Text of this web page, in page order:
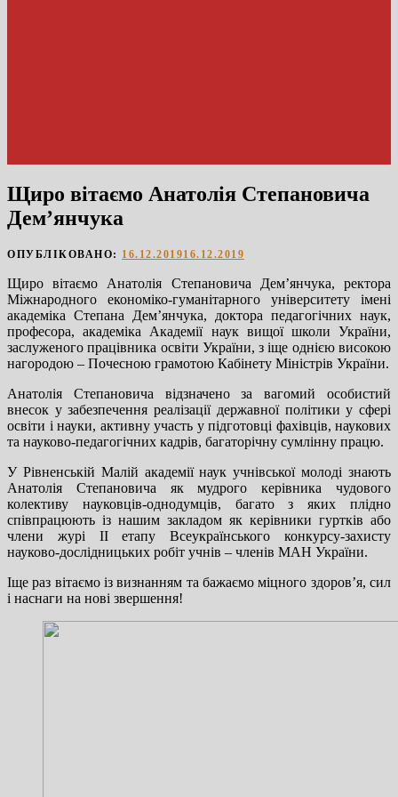
Щиро вітаємо Анатолія Степановича
Дем’янчука
ОПУБЛІКОВАНО: 16.12.201916.12.2019
Щиро вітаємо Анатолія Степановича Дем’янчука, ректора
Міжнародного економіко-гуманітарного університету імені
академіка Степана Дем’янчука, доктора педагогічних наук,
професора, академіка Академії наук вищої школи України,
заслуженого працівника освіти України, з іще однією високою
нагородою – Почесною грамотою Кабінету Міністрів України.
Анатолія Степановича відзначено за вагомий особистий
внесок у забезпечення реалізації державної політики у сфері
освіти і науки, активну участь у підготовці фахівців, наукових
та науково-педагогічних кадрів, багаторічну сумлінну працю.
У Рівненській Малій академії наук учнівської молоді знають
Анатолія Степановича як мудрого керівника чудового
колективу науковців-однодумців, багато з яких плідно
співпрацюють із нашим закладом як керівники гуртків або
члени журі ІІ етапу Всеукраїнського конкурсу-захисту
науково-дослідницьких робіт учнів – членів МАН України.
Іще раз вітаємо із визнанням та бажаємо міцного здоров’я, сил
і наснаги на нові звершення!